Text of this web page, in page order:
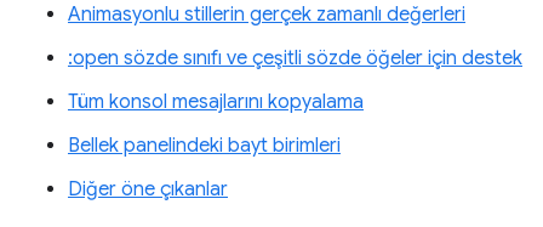
Animasyonlu stillerin gerçek zamanlı değerleri
:open sözde sınıfı ve çeşitli sözde öğeler için destek
Tüm konsol mesajlarını kopyalama
Bellek panelindeki bayt birimleri
Diğer öne çıkanlar